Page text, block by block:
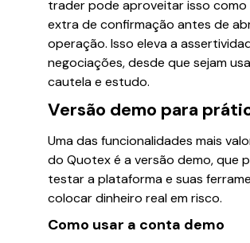
trader pode aproveitar isso
extra de confirmação antes de
operação. Isso eleva a
negociações, desde que sejam
cautela e estudo.
Versão demo para
Uma das funcionalidades mais
do Quotex é a versão demo, que
testar a plataforma e suas
colocar dinheiro real em risco.
Como usar a conta demo